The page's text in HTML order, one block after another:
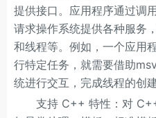
提供接口。应用程序通过调
请求操作系统提供各种服务
和线程等。例如，一个应用
行特定任务，就需要借助
统进行交互，完成线程的创建
支持 C++ 特性：对 C++